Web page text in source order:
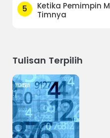
5
Ketika Pemimpin
Timnya
Tulisan Terpilih